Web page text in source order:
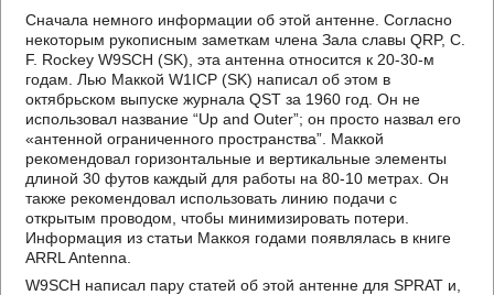
Сначала немного информации об этой антенне. Согласно
некоторым рукописным заметкам члена Зала славы QRP, C.
F. Rockey W9SCH (SK), эта антенна относится к 20-30-м
годам. Лью Маккой W1ICP (SK) написал об этом в
октябрьском выпуске журнала QST за 1960 год. Он не
использовал название “Up and Outer”; он просто назвал его
«антенной ограниченного пространства”. Маккой
рекомендовал горизонтальные и вертикальные элементы
длиной 30 футов каждый для работы на 80-10 метрах. Он
также рекомендовал использовать линию подачи с
открытым проводом, чтобы минимизировать потери.
Информация из статьи Маккоя годами появлялась в книге
ARRL Antenna.
W9SCH написал пару статей об этой антенне для SPRAT и,